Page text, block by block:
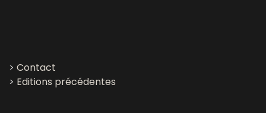
> Contact
> Editions précédentes